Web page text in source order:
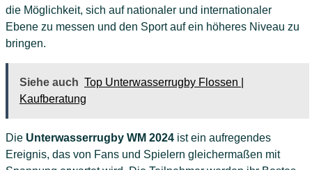
die Möglichkeit, sich auf nationaler und internationaler
Ebene zu messen und den Sport auf ein höheres Niveau zu
bringen.
Siehe auch Top Unterwasserrugby Flossen |
Kaufberatung
Die Unterwasserrugby WM 2024 ist ein aufregendes
Ereignis, das von Fans und Spielern gleichermaßen mit